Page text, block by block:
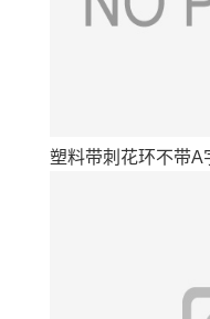
塑料带刺花环不带A